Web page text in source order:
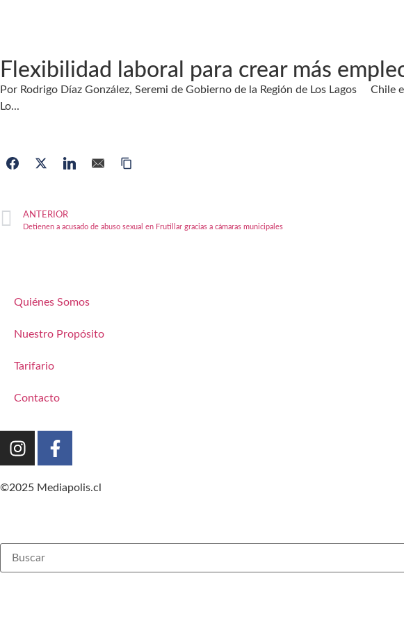
Flexibilidad laboral para crear más
Por Rodrigo Díaz González, Seremi de Gobierno de la Región de Los Lagos
Lo...
ANTERIOR
Detienen a acusado de abuso sexual en Frutillar gracias a cámaras municipales
Quiénes Somos
Nuestro Propósito
Tarifario
Contacto
©2025 Mediapolis.cl